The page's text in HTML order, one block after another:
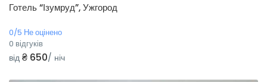
Готель “Ізумруд”, Ужгород
0/5 Не оцінено
0 відгуків
від ₴ 650/ ніч